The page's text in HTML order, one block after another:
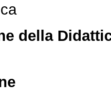
della